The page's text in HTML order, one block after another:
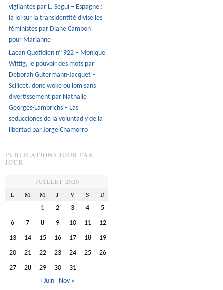
vigilantes par L. Seguí – Espagne :
la loi sur la transidentité divise les
féministes par Diane Cambon
pour Marianne
Lacan Quotidien n° 922 – Monique
Wittig, le pouvoir des mots par
Deborah Gutermann-Jacquet –
Scilicet, donc woke ou lom sans
divertissement par Nathalie
Georges-Lambrichs – Las
seducciones de la voluntad y de la
libertad par Jorge Chamorro
PUBLICATIONS JOUR PAR
JOUR
JUILLET 2020
L
M M J V S D
1 2 3 4
5
6
7 8 9 10 11
12
13
14 15 16 17 18
19
20
21 22 23 24 25
26
27
28 29 30
31
« Juin
Nov »